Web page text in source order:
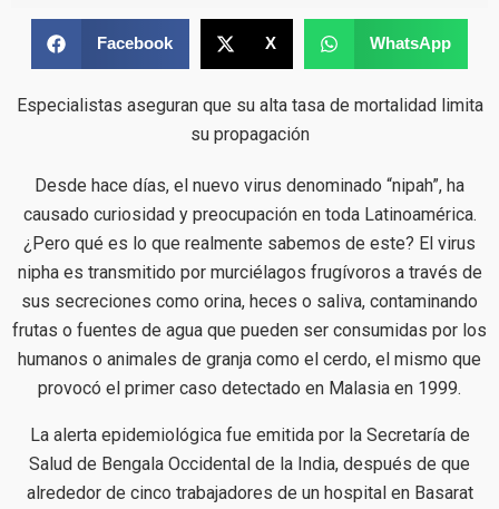
Facebook X WhatsApp
Especialistas aseguran que su alta tasa de mortalidad limita
su propagación
Desde hace días, el nuevo virus denominado “nipah”, ha
causado curiosidad y preocupación en toda Latinoamérica.
¿Pero qué es lo que realmente sabemos de este? El virus
nipha es transmitido por murciélagos frugívoros a través de
sus secreciones como orina, heces o saliva, contaminando
frutas o fuentes de agua que pueden ser consumidas por los
humanos o animales de granja como el cerdo, el mismo que
provocó el primer caso detectado en Malasia en 1999.
La alerta epidemiológica fue emitida por la Secretaría de
Salud de Bengala Occidental de la India, después de que
alrededor de cinco trabajadores de un hospital en Basarat